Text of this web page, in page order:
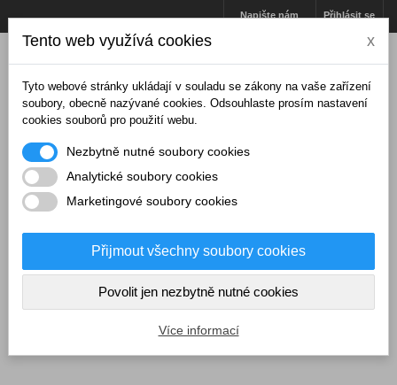
Přihlásit se
Napište nám
Košík (prázdný)
Tento web využívá cookies x
Tyto webové stránky ukládají v souladu se zákony na vaše zařízení
soubory, obecně nazývané cookies. Odsouhlaste prosím nastavení
cookies souborů pro použití webu.
Nezbytně nutné soubory cookies
Analytické soubory cookies
Marketingové soubory cookies
Přijmout všechny soubory cookies
Povolit jen nezbytně nutné cookies
Více informací